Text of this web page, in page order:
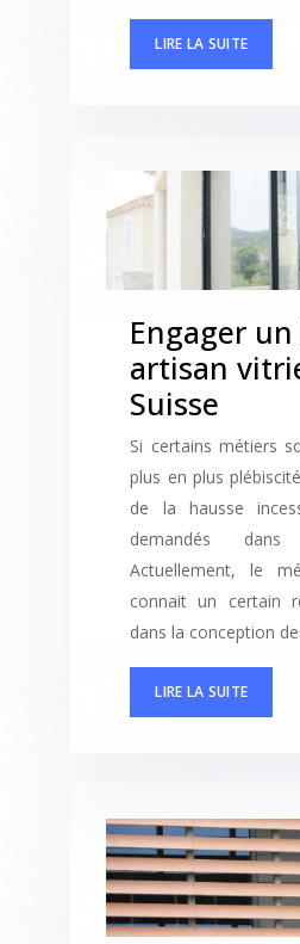
LIRE LA SUITE
Engager
artisan
Suisse
Si certains métiers
plus en plus
de la hausse
demandés
Actuellement, le
connait un certain
dans la conception
LIRE LA SUITE